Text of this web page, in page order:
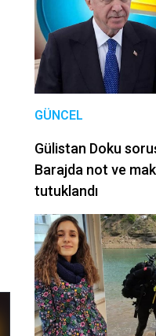
GÜNCEL
Gülistan Doku
Barajda not ve
tutuklandı